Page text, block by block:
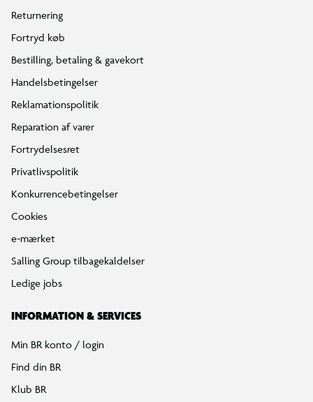
Returnering
Fortryd køb
Bestilling, betaling & gavekort
Handelsbetingelser
Reklamationspolitik
Reparation af varer
Fortrydelsesret
Privatlivspolitik
Konkurrencebetingelser
Cookies
e-mærket
Salling Group tilbagekaldelser
Ledige jobs
INFORMATION & SERVICES
Min BR konto / login
Find din BR
Klub BR